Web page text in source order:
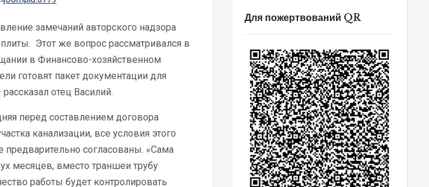
замечаний авторского надзора
Этот же вопрос рассматривался в
в Финансово-хозяйственном
готовят пакет документации для
отец Василий.
перед составлением договора
канализации, все условия этого
предварительно согласованы. «Сама
месяцев, вместо траншеи трубу
работы будет контролировать
Для пожертвований QR